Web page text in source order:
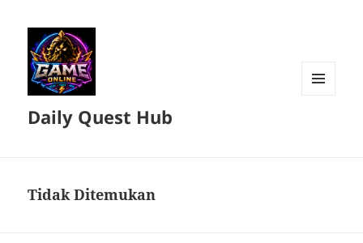
Daily Quest Hub
Tidak Ditemukan